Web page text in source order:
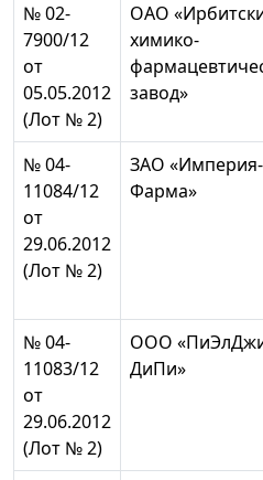
№ 02-
7900/12
от
05.05.2012
(Лот № 2)
ОАО
химико-
завод»
№ 04-
11084/12
от
29.06.2012
(Лот № 2)
ЗАО «Империя-
Фарма»
№ 04-
11083/12
от
29.06.2012
(Лот № 2)
ООО
ДиПи»